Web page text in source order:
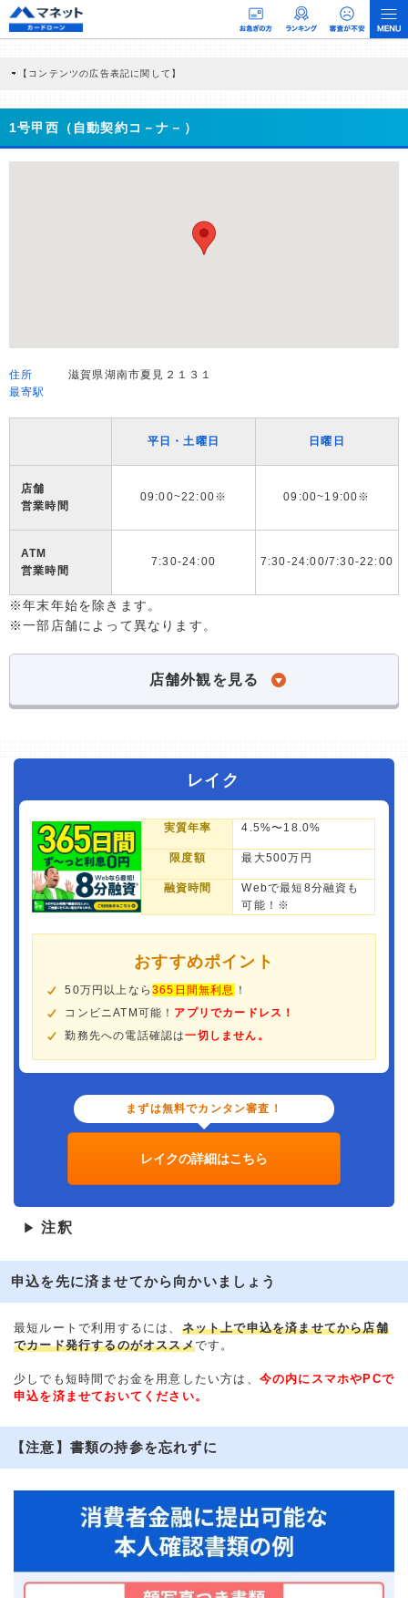
【コンテンツの広告表記に関して】
商品を根拠なくPRするものではなく、当編集部の調査／ユーザーへの口コミ収集な
どに基づき、公平性を担保した情報提供を行っています。
>提携企業一覧
1号甲西（自動契約コ－ナ－）
住所
滋賀県湖南市夏見２１３１
最寄駅
平日・土曜日 日曜日
店舗
営業時間
09:00~22:00※ 09:00~19:00※
ATM
営業時間
7:30-24:00 7:30-24:00/7:30-22:00
※年末年始を除きます。
※一部店舗によって異なります。
店舗外観を見る
レイク
実質年率 4.5%〜18.0%
限度額 最大500万円
融資時間
Webで最短8分融資も
可能！※
おすすめポイント
50万円以上なら365日間無利息 ！
コンビニATM可能！ アプリでカードレス！
勤務先への電話確認は一切しません。
まずは無料でカンタン審査！
レイクの詳細はこちら
▶ 注釈
申込を先に済ませてから向かいましょう
最短ルートで利用するには、 ネット上で申込を済ませてから店舗
でカード発行するのがオススメです。
少しでも短時間でお金を用意したい方は、 今の内にスマホやPCで
申込を済ませておいてください。
【注意】書類の持参を忘れずに